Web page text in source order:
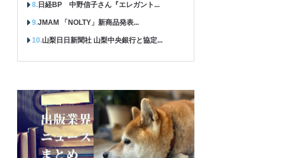
日経BP 中野信子さん『エレガント...
JMAM 「NOLTY」新商品発表...
山梨日日新聞社 山梨中央銀行と協定...